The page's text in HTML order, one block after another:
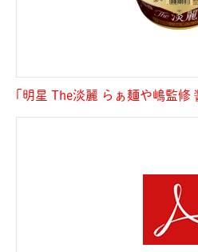
｢明星 The淡麗 らぁ麺や嶋監